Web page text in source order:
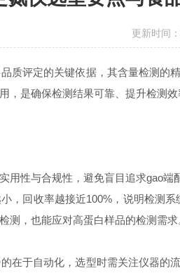
更新时间
评定的关键依据，其含量检测的
是确保检测结果可靠、提升检测
性与合规性，避免盲目追求gao端
，回收率越接近100%，说明检测
测，也能应对高蛋白样品的检测需求
于自动化，选型时需关注仪器的